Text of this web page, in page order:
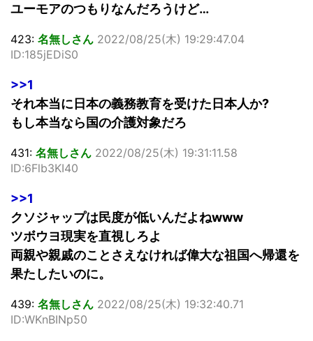
ユーモアのつもりなんだろうけど…
423: 名無しさん 2022/08/25(木) 19:29:47.04
ID:185jEDiS0
>>1
それ本当に日本の義務教育を受けた日本人か?
もし本当なら国の介護対象だろ
431: 名無しさん 2022/08/25(木) 19:31:11.58
ID:6Flb3KI40
>>1
クソジャップは民度が低いんだよねwww
ツボウヨ現実を直視しろよ
両親や親戚のことさえなければ偉大な祖国へ帰還を
果たしたいのに。
439: 名無しさん 2022/08/25(木) 19:32:40.71
ID:WKnBINp50